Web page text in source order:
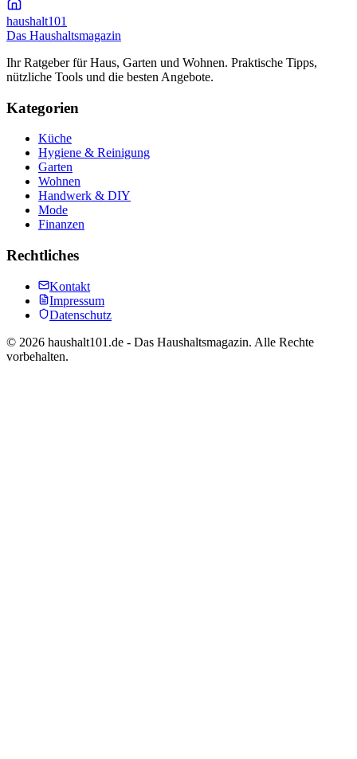
haushalt101
Das Haushaltsmagazin
Ihr Ratgeber für Haus, Garten und Wohnen. Praktische Tipps,
nützliche Tools und die besten Angebote.
Kategorien
Küche
Hygiene & Reinigung
Garten
Wohnen
Handwerk & DIY
Mode
Finanzen
Rechtliches
Kontakt
Impressum
Datenschutz
© 2026 haushalt101.de - Das Haushaltsmagazin. Alle Rechte
vorbehalten.